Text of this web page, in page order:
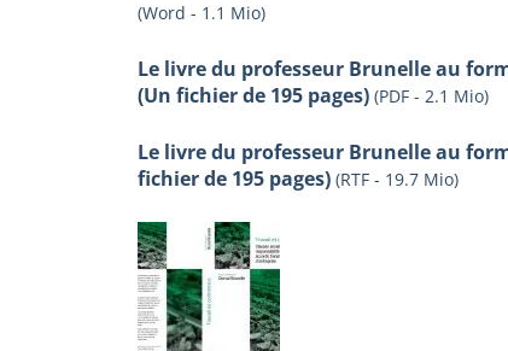
(Word - 1.1 Mio)
Le livre du professeur Brunelle au
(Un fichier de 195 pages) (PDF - 2.1 Mio)
Le livre du professeur Brunelle au
fichier de 195 pages) (RTF - 19.7 Mio)